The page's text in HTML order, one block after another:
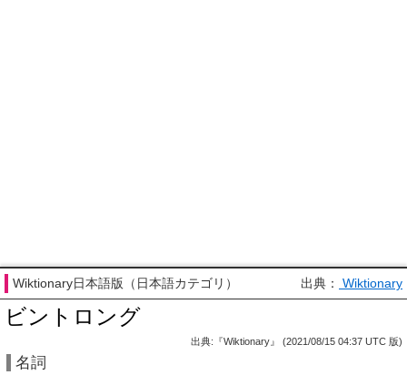
Wiktionary日本語版（日本語カテゴリ） 出典： Wiktionary
ビントロング
出典:『Wiktionary』 (2021/08/15 04:37 UTC 版)
名詞